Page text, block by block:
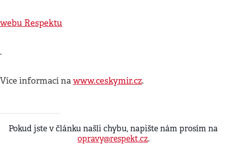
webu Respektu
.
Více informací nawww.ceskymir.cz.
Pokud jste v článku našli chybu, napište nám prosím na
opravy@respekt.cz.